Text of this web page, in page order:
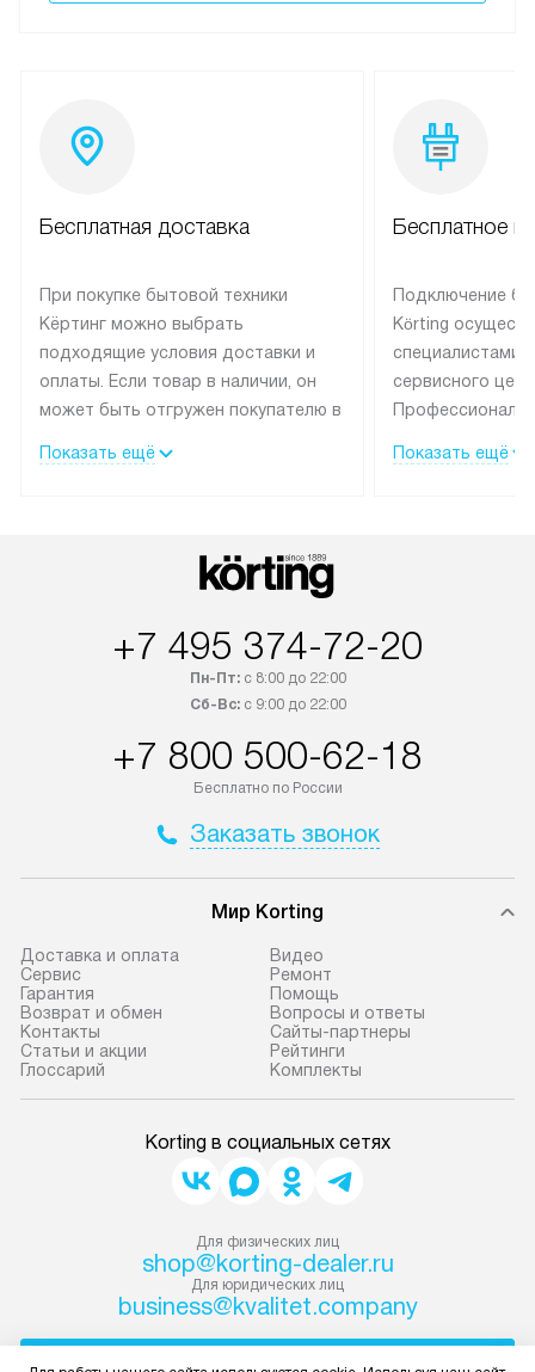
Бесплатная доставка
При покупке бытовой техники
Кёртинг можно выбрать
подходящие условия доставки и
оплаты. Если товар в наличии, он
может быть отгружен покупателю в
оплачивается дополнительно.
Показать ещё
Бесплатное
Подключение
Körting
специалистами
сервисного
эксплуатации
Показать ещё
+7 495 374-72-20
Пн-Пт:с 8:00 до 22:00
Сб-Вс:с 9:00 до 22:00
+7 800 500-62-18
Бесплатно по России
Заказать звонок
Мир Korting
Доставка и оплата
Сервис
Гарантия
Возврат и обмен
Контакты
Статьи и акции
Глоссарий
Видео
Ремонт
Помощь
Вопросы и ответы
Сайты-партнеры
Рейтинги
Комплекты
Korting в социальных сетях
Для физических лиц
shop@korting-dealer.ru
Для юридических лиц
business@kvalitet.company